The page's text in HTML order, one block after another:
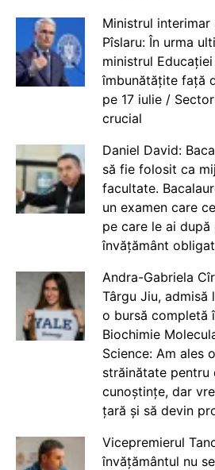
Ministrul interimar
Pîslaru: În urma
ministrul
îmbunătățite față
pe 17 iulie /
crucial
Daniel David:
să fie folosit ca
facultate.
un examen care
pe care le ai după
învățământ
Andra-Gabriela
Târgu Jiu, admisă
o bursă completă
Biochimie
Science: Am ales
străinătate
cunoștințe, dar
țară și să devin
Vicepremierul
învățământul nu